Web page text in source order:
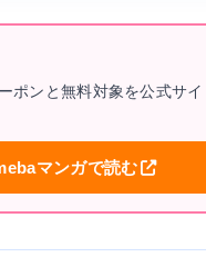
ポンと無料対象を公式サイ
マンガで読む